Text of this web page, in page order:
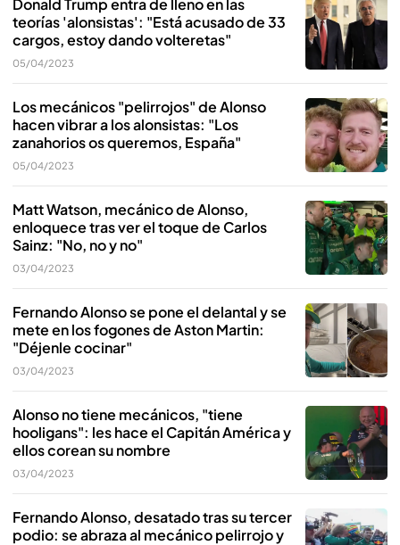
Donald Trump entra de lleno en las
teorías 'alonsistas': "Está acusado de 33
cargos, estoy dando volteretas"
05/04/2023
Los mecánicos "pelirrojos" de Alonso
hacen vibrar a los alonsistas: "Los
zanahorios os queremos, España"
05/04/2023
Matt Watson, mecánico de Alonso,
enloquece tras ver el toque de Carlos
Sainz: "No, no y no"
03/04/2023
Fernando Alonso se pone el delantal y se
mete en los fogones de Aston Martin:
"Déjenle cocinar"
03/04/2023
Alonso no tiene mecánicos, "tiene
hooligans": les hace el Capitán América y
ellos corean su nombre
03/04/2023
Fernando Alonso, desatado tras su tercer
podio: se abraza al mecánico pelirrojo y